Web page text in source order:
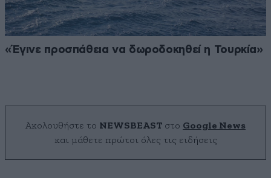
«Έγινε προσπάθεια να δωροδοκηθεί η Τουρκία»
Ακολουθήστε το NEWSBEAST στο Google News
και μάθετε πρώτοι όλες τις ειδήσεις